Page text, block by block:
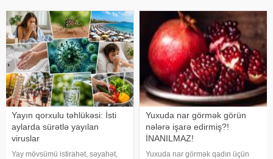
xəbər verir ki, yüksə
hələ ana bətnində olarkən
körpənin inkişafın
Yayın qorxulu təhlükəsi: İsti
aylarda sürətlə yayılan
viruslar
Yay mövsümü istirahət, səyahət,
Yuxuda nar görmək görün
nələrə işarə edirmiş?!
İNANILMAZ!
Yuxuda nar görmək qadın üçün